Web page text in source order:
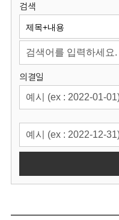
원
회
검색
의결일